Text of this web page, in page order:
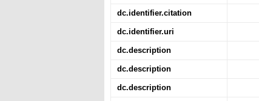
dc.identifier.citation
dc.identifier.uri
dc.description
dc.description
dc.description